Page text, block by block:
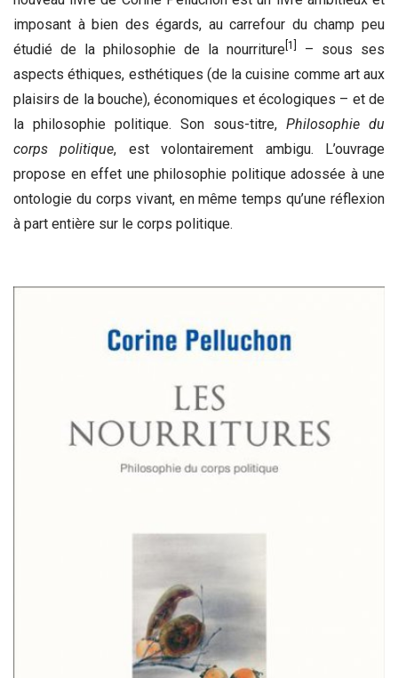
imposant à bien des égards, au carrefour du champ peu
étudié de la philosophie de la nourriture [1]
– sous ses
aspects éthiques, esthétiques (de la cuisine comme art aux
plaisirs de la bouche), économiques et écologiques – et de
la philosophie politique. Son sous-titre, Philosophie du
corps politique, est volontairement ambigu. L’ouvrage
propose en effet une philosophie politique adossée à une
ontologie du corps vivant, en même temps qu’une réflexion
à part entière sur le corps politique.